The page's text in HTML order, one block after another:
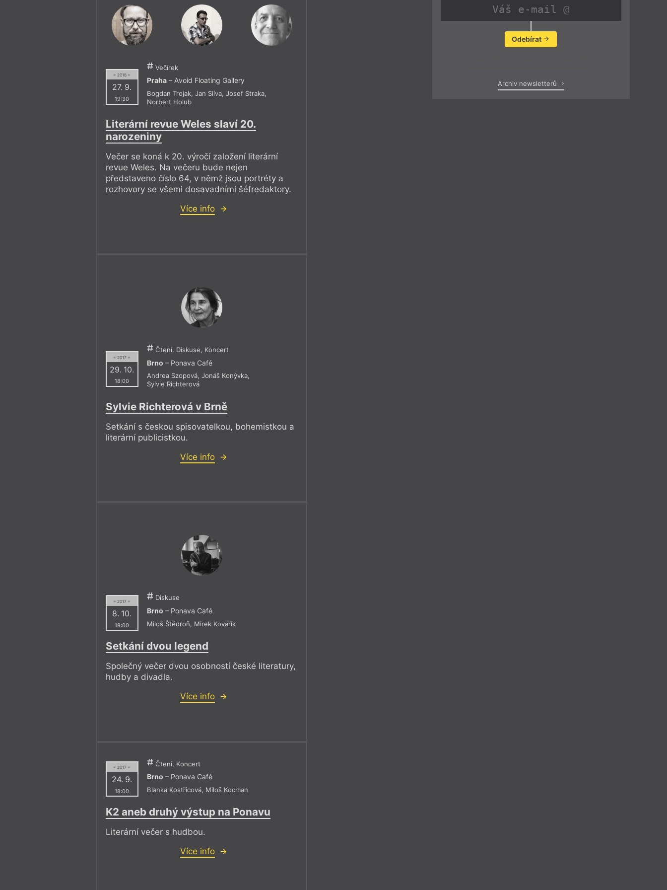
= 2016 =
27. 9.
19:30
Večírek
Praha – Avoid Floating Gallery
Bogdan Trojak,Jan Slíva,Josef Straka,
Norbert Holub
Literární revue Weles slaví 20.
narozeniny
Večer se koná k 20. výročí založení literární
revue Weles. Na večeru bude nejen
představeno číslo 64, v němž jsou portréty a
rozhovory se všemi dosavadními šéfredaktory.
Více info
= 2017 =
29. 10.
18:00
Čtení, Diskuse, Koncert
Brno – Ponava Café
Andrea Szopová,Jonáš Konývka,
Sylvie Richterová
Sylvie Richterová v Brně
Setkání s českou spisovatelkou, bohemistkou a
literární publicistkou.
Více info
= 2017 =
8. 10.
18:00
Diskuse
Brno – Ponava Café
Miloš Štědroň, Mirek Kovářík
Setkání dvou legend
Společný večer dvou osobností české literatury,
hudby a divadla.
Více info
= 2017 =
24. 9.
18:00
Čtení, Koncert
Brno – Ponava Café
Blanka Kostřicová, Miloš Kocman
K2 aneb druhý výstup na Ponavu
Literární večer s hudbou.
Více info
Odebírat
Archiv newsletterů